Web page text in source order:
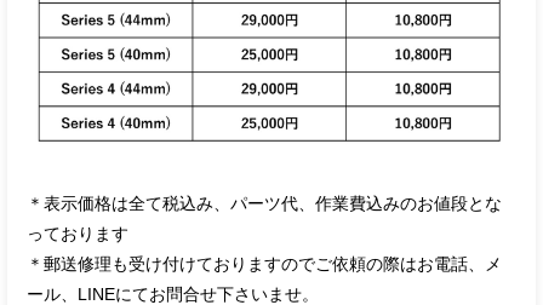
＊表示価格は全て税込み、パーツ代、作業費込みのお値段とな
っております
＊郵送修理も受け付けておりますのでご依頼の際はお電話、メ
ール、LINEにてお問合せ下さいませ。